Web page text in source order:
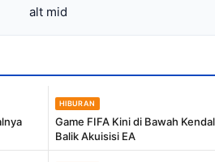
alt mid
HIBURAN
Game FIFA Kini di Bawah
Balik Akuisisi EA